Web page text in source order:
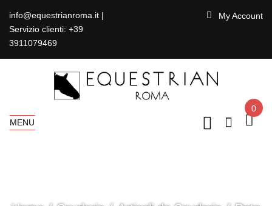
info@equestrianroma.it |
Servizio clienti: +39
3911079469
My Account
MENU
0